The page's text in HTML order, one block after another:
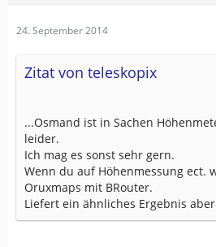
24. September 2014
Zitat von teleskopix
...Osmand ist in Sachen
leider.
Ich mag es sonst sehr gern.
Wenn du auf Höhenmessung ect.
Oruxmaps mit BRouter.
Liefert ein ähnliches Ergebnis